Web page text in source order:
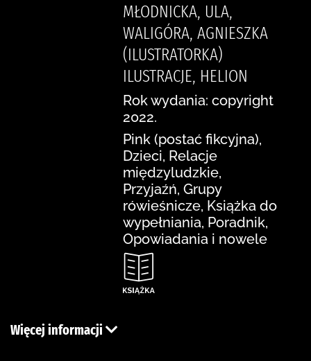
MŁODNICKA, ULA,
WALIGÓRA, AGNIESZKA
(ILUSTRATORKA)
ILUSTRACJE, HELION
Rok wydania: copyright
2022.
Pink (postać fikcyjna),
Dzieci, Relacje
międzyludzkie,
Przyjaźń, Grupy
rówieśnicze, Książka do
wypełniania, Poradnik,
Opowiadania i nowele
Więcej informacji